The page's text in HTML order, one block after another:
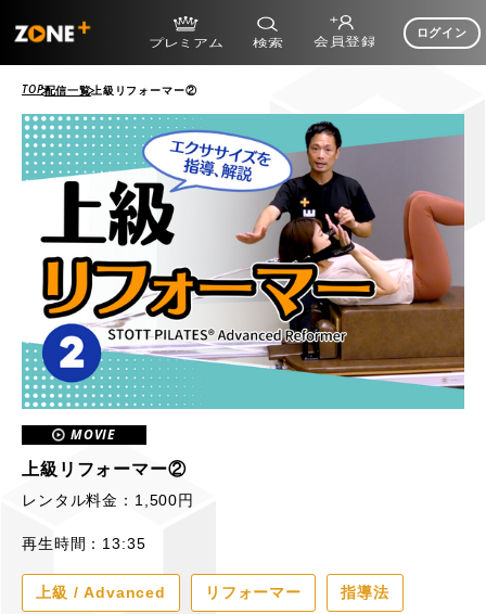
ログイン
TOP配信一覧上級リフォーマー②
MOVIE
上級リフォーマー②
レンタル料金：1,500円
再生時間：13:35
上級 / Advanced リフォーマー 指導法